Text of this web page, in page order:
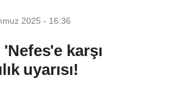
2025 - 16:36
karşı
uyarısı!